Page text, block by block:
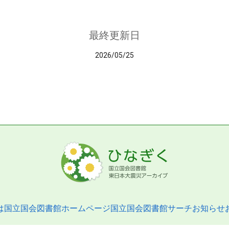
最終更新日
2026/05/25
国立国会図書館ホームページ国立国会図書館サーチお知らせ